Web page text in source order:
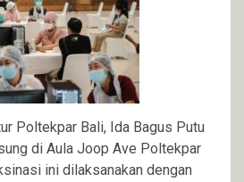
Poltekpar Bali, Ida Bagus Putu
di Aula Joop Ave Poltekpar
ini dilaksanakan dengan